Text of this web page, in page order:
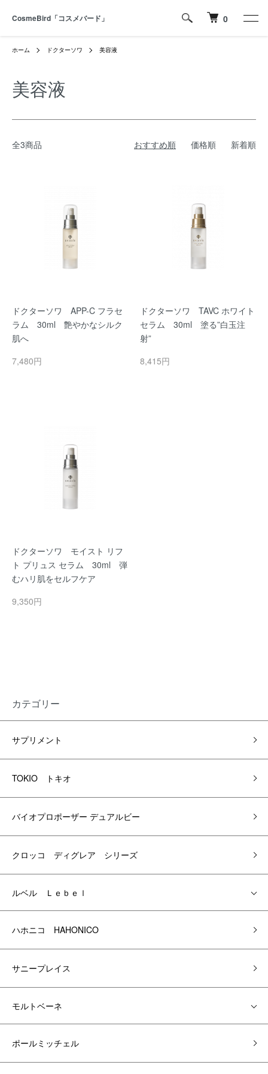
CosmeBird「コスメバード」 0
ホーム ドクターソワ 美容液
美容液
全3商品 おすすめ順 価格順 新着順
ドクターソワ APP-C フラセ
ラム 30ml 艶やかなシルク
肌へ
7,480円
ドクターソワ TAVC ホワイト
セラム 30ml 塗る”白玉注
射”
8,415円
ドクターソワ モイスト リフ
ト プリュス セラム 30ml 弾
むハリ肌をセルフケア
9,350円
カテゴリー
サプリメント
TOKIO トキオ
バイオプロポーザー デュアルビー
クロッコ ディグレア シリーズ
ルベル Ｌｅｂｅｌ
ハホニコ HAHONICO
サニープレイス
モルトベーネ
ポールミッチェル